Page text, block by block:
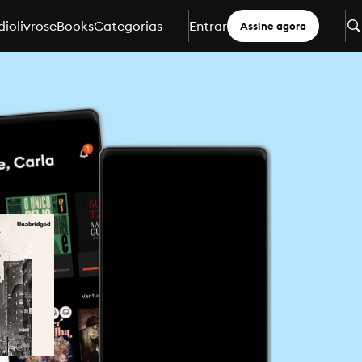
eBooksCategorias Entrar Assine agora